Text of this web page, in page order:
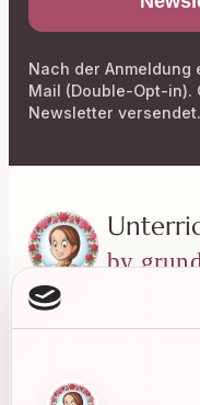
Nach der
Mail (Double-Opt-in).
Newsletter versendet.
by
Liebevoll
Grundschulalltag.